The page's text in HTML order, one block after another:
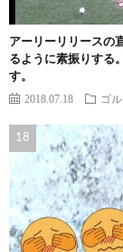
アーリーリリースの
るように素振りする
す。
2018.07.18 ゴ